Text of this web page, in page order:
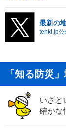
最新の
tenki.jp公
「知る防災
いざと
確かな